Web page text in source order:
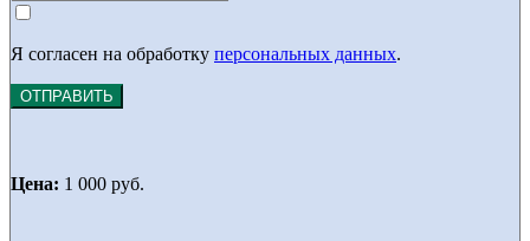
Я согласен на обработку персональных данных.
ОТПРАВИТЬ
Цена: 1 000 руб.